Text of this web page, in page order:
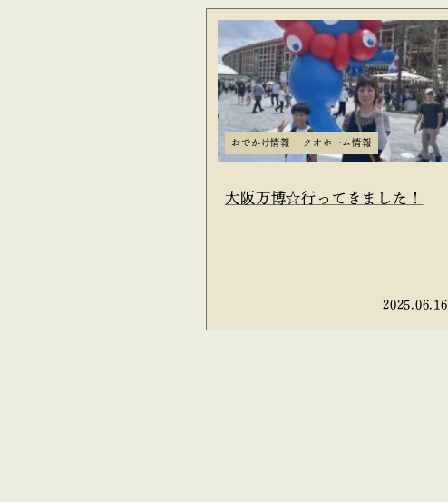
おでかけ情報 クオホーム情報
大阪万博☆行ってきました！
2025.06.16